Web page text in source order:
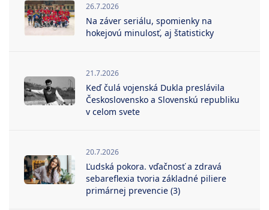
26.7.2026
Na záver seriálu, spomienky na
hokejovú minulosť, aj štatisticky
21.7.2026
Keď čulá vojenská Dukla preslávila
Československo a Slovenskú republiku
v celom svete
20.7.2026
Ľudská pokora. vďačnosť a zdravá
sebareflexia tvoria základné piliere
primárnej prevencie (3)